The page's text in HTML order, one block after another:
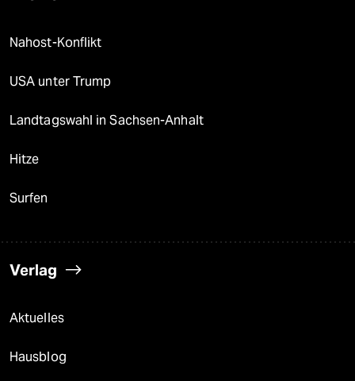
Nahost-Konflikt
USA unter Trump
Landtagswahl in Sachsen-Anhalt
Hitze
Surfen
Verlag
Aktuelles
Hausblog